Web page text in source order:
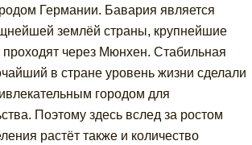
Германии. Бавария является
землёй страны, крупнейшие
через Мюнхен. Стабильная
в стране уровень жизни сделали
городом для
Поэтому здесь вслед за ростом
растёт также и количество